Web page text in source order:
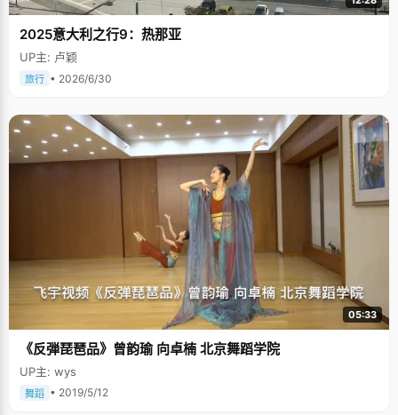
2025意大利之行9：热那亚
UP主: 卢颖
旅行 • 2026/6/30
05:33
《反弾琵琶品》曾韵瑜 向卓楠 北京舞蹈学院
UP主: wys
舞蹈 • 2019/5/12